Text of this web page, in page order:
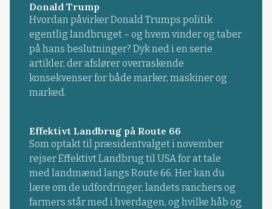
Donald Trump
Hvordan påvirker Donald Trumps politik
egentlig landbruget – og hvem vinder og taber
på hans beslutninger? Dyk ned i en serie
artikler, der afslører overraskende
konsekvenser for både marker, maskiner og
marked.
Effektivt Landbrug på Route 66
Som optakt til præsidentvalget i november
rejser Effektivt Landbrug til USA for at tale
med landmænd langs Route 66. Her kan du
lære om de udfordringer, landets ranchers og
farmers står med i hverdagen, og hvilke håb og